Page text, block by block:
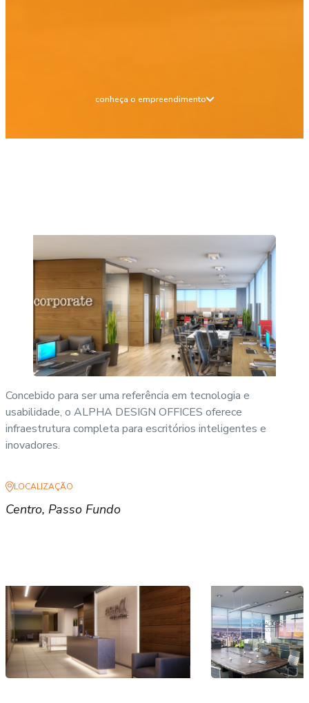
conheça o empreendimento
Concebido para ser uma referência em tecnologia e
usabilidade, o ALPHA DESIGN OFFICES oferece
infraestrutura completa para escritórios inteligentes e
inovadores.
LOCALIZAÇÃO
Centro, Passo Fundo